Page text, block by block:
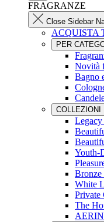
FRAGRANZE
Close Sidebar
ACQUISTA
PER
Novità
Bagno
COLLEZIONI
Youth-
Bronze
White
Private
The
AERIN